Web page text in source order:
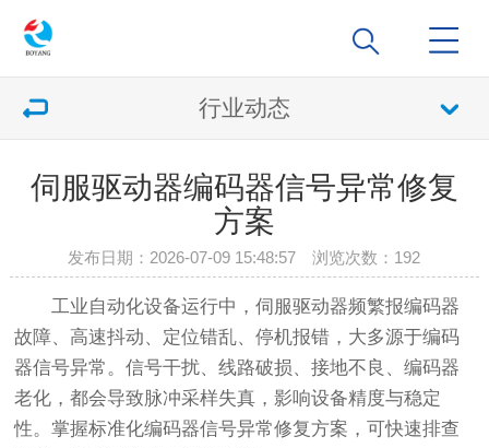
行业动态
伺服驱动器编码器信号异常修复
方案
发布日期：2026-07-09 15:48:57 浏览次数： 192
工业自动化设备运行中，伺服驱动器频繁报编码器
故障、高速抖动、定位错乱、停机报错，大多源于编码
器信号异常。信号干扰、线路破损、接地不良、编码器
老化，都会导致脉冲采样失真，影响设备精度与稳定
性。掌握标准化编码器信号异常修复方案，可快速排查